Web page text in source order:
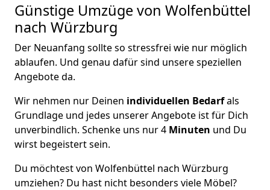
Günstige Umzüge von Wolfenbüttel
nach Würzburg
Der Neuanfang sollte so stressfrei wie nur möglich
ablaufen. Und genau dafür sind unsere speziellen
Angebote da.
Wir nehmen nur Deinen individuellen Bedarfals
Grundlage und jedes unserer Angebote ist für Dich
unverbindlich. Schenke uns nur 4 Minuten und Du
wirst begeistert sein.
Du möchtest von Wolfenbüttel nach Würzburg
umziehen? Du hast nicht besonders viele Möbel?